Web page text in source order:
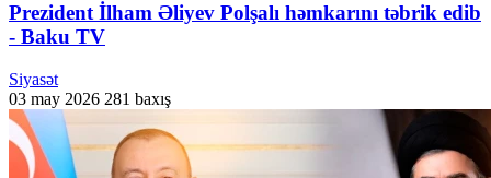
Prezident İlham Əliyev Polşalı həmkarını təbrik edib
- Baku TV
Siyasət
03 may 2026 281 baxış